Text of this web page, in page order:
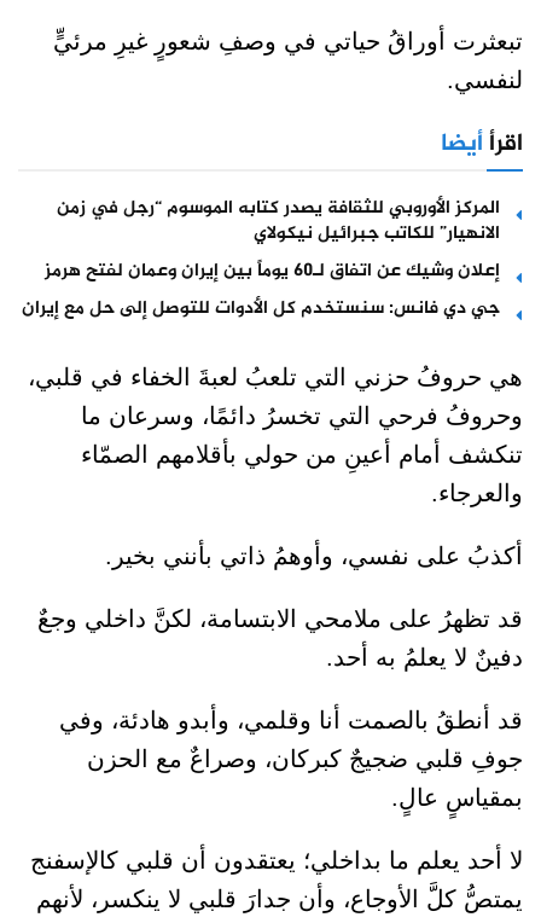
تبعثرت أوراقُ حياتي في وصفِ شعورٍ غيرِ مرئيٍّ
لنفسي.
اقرأأيضا
المركز الأوروبي للثقافة يصدر كتابه الموسوم “رجل في زمن
الانهيار” للكاتب جبرائيل نيكولاي
إعلان وشيك عن اتفاق لـ60 يوماً بين إيران وعمان لفتح هرمز
جي دي فانس: سنستخدم كل الأدوات للتوصل إلى حل مع إيران
هي حروفُ حزني التي تلعبُ لعبةَ الخفاء في قلبي،
وحروفُ فرحي التي تخسرُ دائمًا، وسرعان ما
تنكشف أمام أعينِ من حولي بأقلامهم الصمّاء
والعرجاء.
أكذبُ على نفسي، وأوهمُ ذاتي بأنني بخير.
قد تظهرُ على ملامحي الابتسامة، لكنَّ داخلي وجعٌ
دفينٌ لا يعلمُ به أحد.
قد أنطقُ بالصمت أنا وقلمي، وأبدو هادئة، وفي
جوفِ قلبي ضجيجٌ كبركان، وصراعٌ مع الحزن
بمقياسٍ عالٍ.
لا أحد يعلم ما بداخلي؛ يعتقدون أن قلبي كالإسفنج
يمتصُّ كلَّ الأوجاع، وأن جدارَ قلبي لا ينكسر، لأنهم